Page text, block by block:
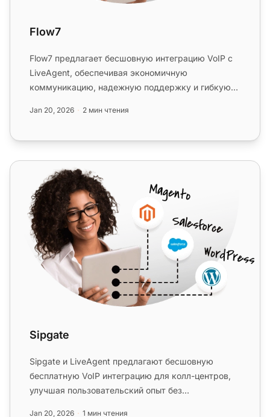
Flow7
Flow7 предлагает бесшовную интеграцию VoIP с
LiveAgent, обеспечивая экономичную
коммуникацию, надежную поддержку и гибкую
Jan 20, 2026 2 мин чтения
Sipgate
Sipgate
Sipgate и LiveAgent предлагают бесшовную
бесплатную VoIP интеграцию для колл-центров,
улучшая пользовательский опыт без
Jan 20, 2026 1 мин чтения